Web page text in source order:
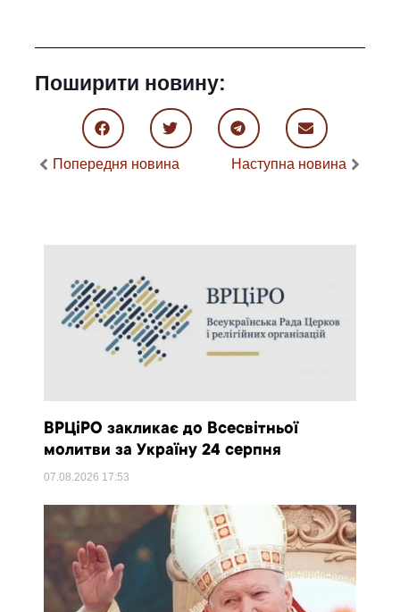
Поширити новину:
Попередня новина Наступна новина
ВРЦіРО закликає до Всесвітньої
молитви за Україну 24 серпня
07.08.2026 17:53